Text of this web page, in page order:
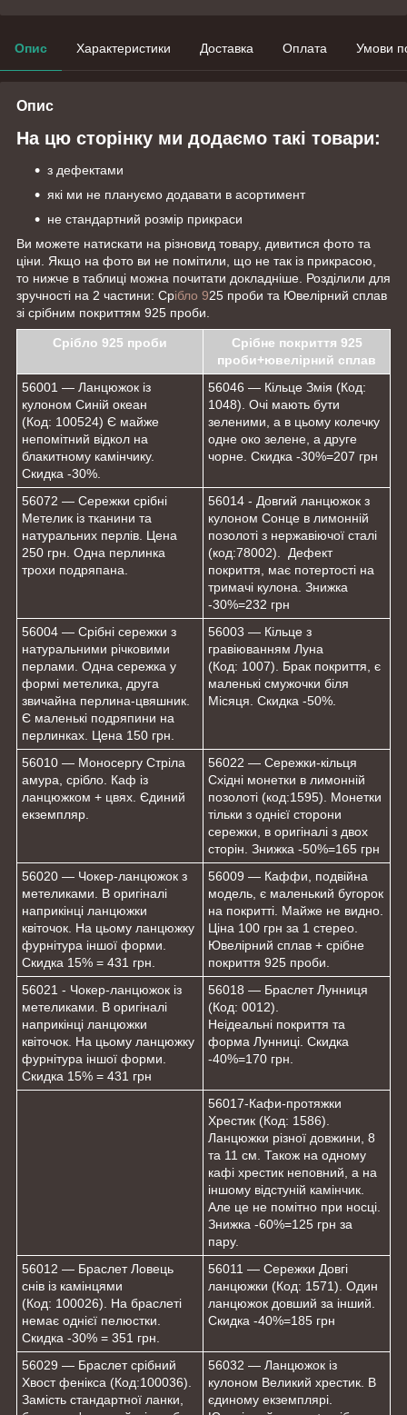
Опис Характеристики Доставка Оплата Умови
Опис
На цю сторінку ми додаємо такі товари:
з дефектами
які ми не плануємо додавати в асортимент
не стандартний розмір прикраси
Ви можете натискати на різновид товару, дивитися фото та
ціни. Якщо на фото ви не помітили, що не так із прикрасою,
то нижче в таблиці можна почитати докладніше. Розділили для
зручності на 2 частини: Срібло 925 проби та Ювелірний сплав
зі срібним покриттям 925 проби.
Срібло 925 проби
Срібне покриття 925
проби+ювелірний сплав
56001 — Ланцюжок із
кулоном Синій океан
(Код: 100524) Є майже
непомітний відкол на
блакитному камінчику.
Скидка -30%.
56046 — Кільце Змія (Код:
1048). Очі мають бути
зеленими, а в цьому колечку
одне око зелене, а друге
чорне. Скидка -30%=207 грн
56072 — Сережки срібні
Метелик із тканини та
натуральних перлів. Цена
250 грн. Одна перлинка
трохи подряпана.
56014 - Довгий ланцюжок з
кулоном Сонце в лимонній
позолоті з нержавіючої сталі
(код:78002). Дефект
покриття, має потертості на
тримачі кулона. Знижка
-30%=232 грн
56004 — Срібні сережки з
натуральними річковими
перлами. Одна сережка у
формі метелика, друга
звичайна перлина-цвяшник.
Є маленькі подряпини на
перлинках. Цена 150 грн.
56003 — Кільце з
гравіюванням Луна
(Код: 1007). Брак покриття, є
маленькі смужочки біля
Місяця. Скидка -50%.
56010 — Moносергу Стріла
амура, срібло. Каф із
ланцюжком + цвях. Єдиний
екземпляр.
56022 — Сережки-кільця
Східні монетки в лимонній
позолоті (код:1595). Монетки
тільки з однієї сторони
сережки, в оригіналі з двох
сторін. Знижка -50%=165 грн
56020 — Чокер-ланцюжок з
метеликами. В оригіналі
наприкінці ланцюжки
квіточок. На цьому ланцюжку
фурнітура іншої форми.
Скидка 15% = 431 грн.
56009 — Каффи, подвійна
модель, є маленький бугорок
на покритті. Майже не видно.
Ціна 100 грн за 1 стерео.
Ювелірний сплав + срібне
покриття 925 проби.
56021 - Чокер-ланцюжок із
метеликами. В оригіналі
наприкінці ланцюжки
квіточок. На цьому ланцюжку
фурнітура іншої форми.
Скидка 15% = 431 грн
56018 — Браслет Лунниця
(Код: 0012).
Неідеальні покриття та
форма Лунниці. Скидка
-40%=170 грн.
56017-Кафи-протяжки
Хрестик (Код: 1586).
Ланцюжки різної довжини, 8
та 11 см. Також на одному
кафі хрестик неповний, а на
іншому відстуній камінчик.
Але це не помітно при носці.
Знижка -60%=125 грн за
пару.
56012 — Браслет Ловець
снів із камінцями
(Код: 100026). На браслеті
немає однієї пелюстки.
Скидка -30% = 351 грн.
56011 — Сережки Довгі
ланцюжки (Код: 1571). Один
ланцюжок довший за інший.
Скидка -40%=185 грн
56029 — Браслет срібний
Хвост фенікса (Код:100036).
Замість стандартної ланки,
56032 — Ланцюжок із
кулоном Великий хрестик. В
єдиному екземплярі.